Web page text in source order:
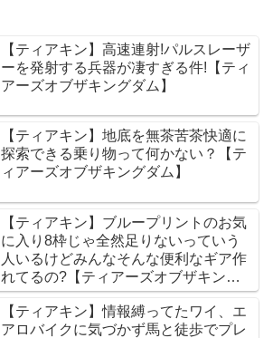
【ティアキン】高速連射!パルスレーザ
ーを発射する兵器が凄すぎる件!【ティ
アーズオブザキングダム】
【ティアキン】地底を無茶苦茶快適に
探索できる乗り物って何かない？【テ
ィアーズオブザキングダム】
【ティアキン】ブループリントのお気
に入り8枠じゃ全然足りないっていう
人いるけどみんなそんな便利なギア作
れてるの?【ティアーズオブザキング
ダム】
【ティアキン】情報縛ってたワイ、エ
アロバイクに気づかず馬と徒歩でプレ